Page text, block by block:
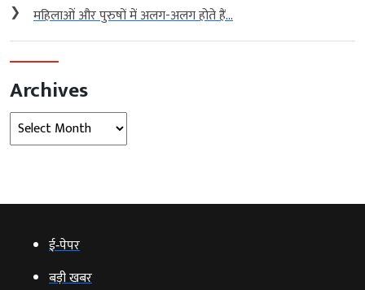
❯ महिलाओं और पुरुषों में अलग-अलग होते हैं...
Archives
Archives
ई‑पेपर
बड़ी खबर